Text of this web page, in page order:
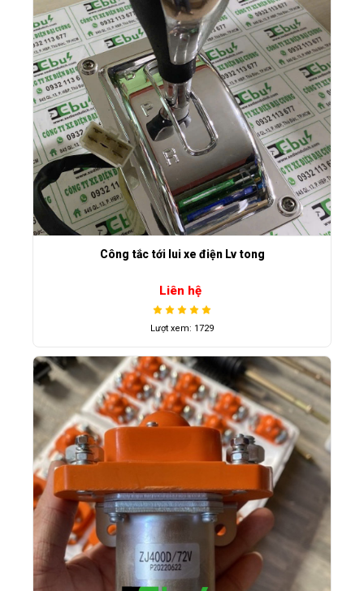
Công tắc tới lui xe điện Lv tong
Liên hệ
Lượt xem: 1729